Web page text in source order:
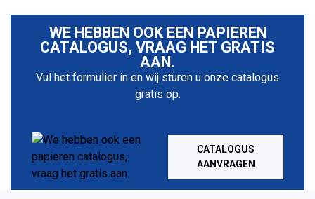
WE HEBBEN OOK EEN PAPIEREN
CATALOGUS, VRAAG HET GRATIS
AAN.
Vul het formulier in en wij sturen u onze catalogus
gratis op.
CATALOGUS
AANVRAGEN